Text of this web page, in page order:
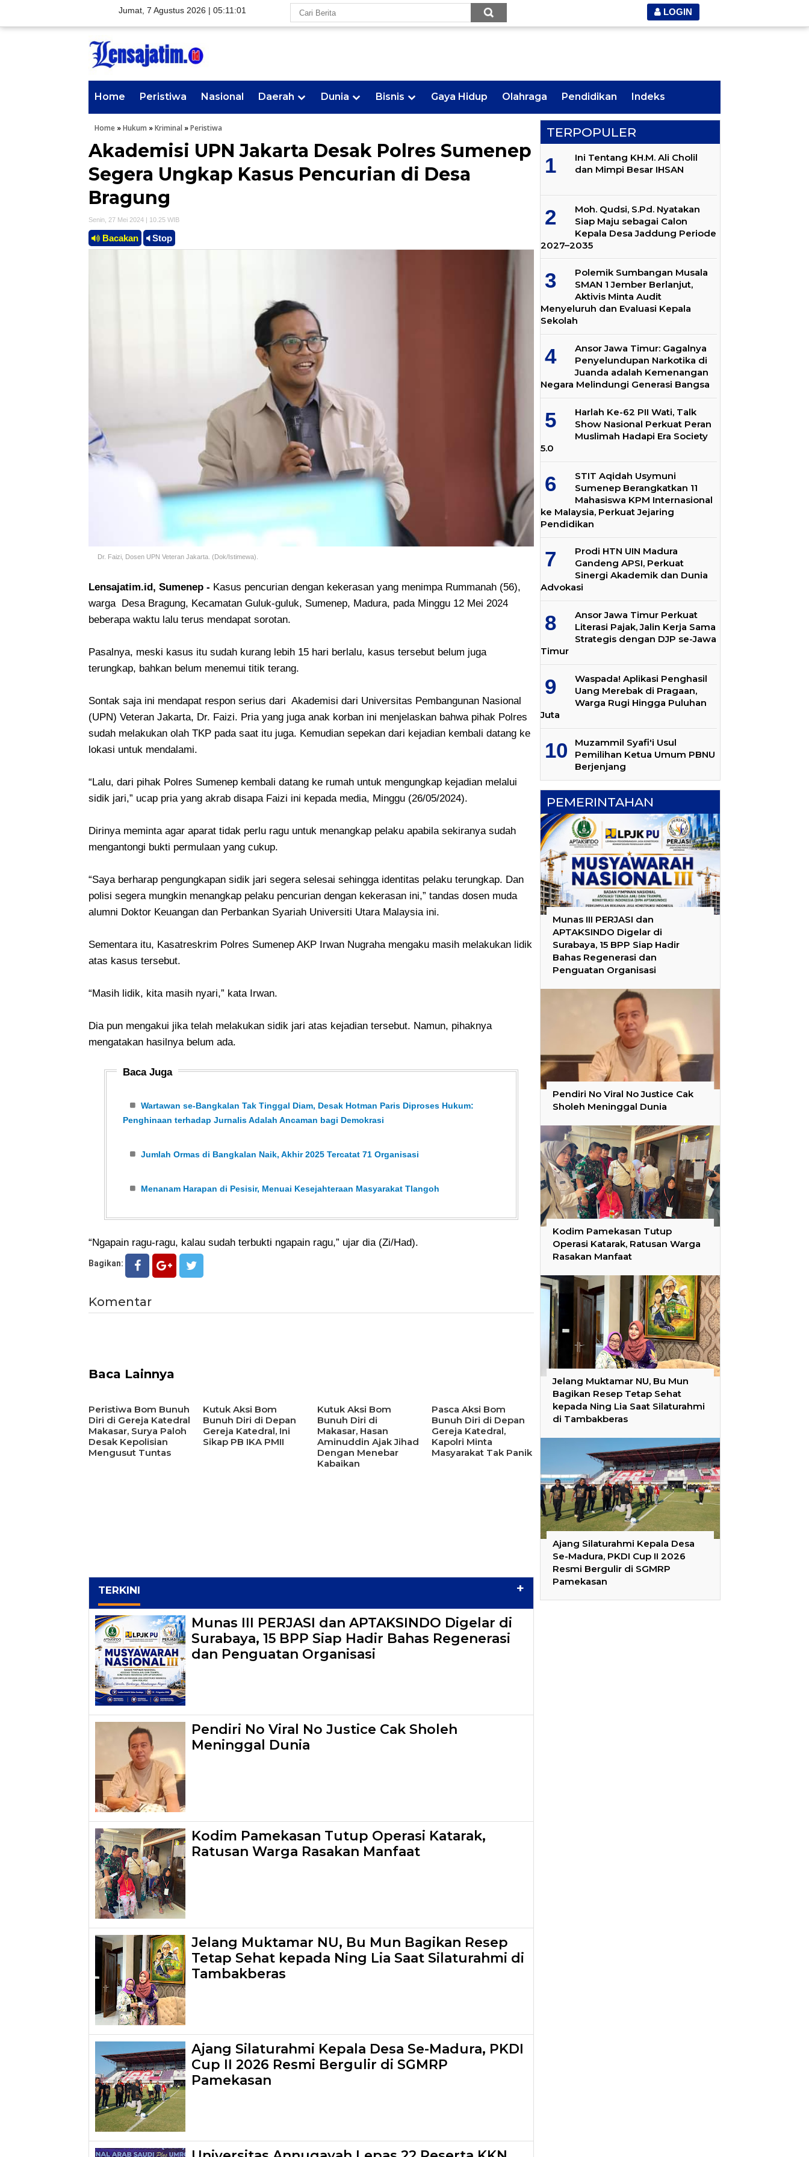
Jumat, 7 Agustus 2026 | 05:11:02 LOGIN
Home Peristiwa Nasional Daerah Dunia Bisnis Gaya Hidup Olahraga Pendidikan Indeks
Home »Hukum »Kriminal »Peristiwa
Akademisi UPN Jakarta Desak Polres Sumenep
Segera Ungkap Kasus Pencurian di Desa
Bragung
Senin, 27 Mei 2024 | 10.25 WIB
Bacakan Stop
Dr. Faizi, Dosen UPN Veteran Jakarta. (Dok/Istimewa).
Lensajatim.id, Sumenep - Kasus pencurian dengan kekerasan yang menimpa Rummanah (56),
warga Desa Bragung, Kecamatan Guluk-guluk, Sumenep, Madura, pada Minggu 12 Mei 2024
beberapa waktu lalu terus mendapat sorotan.
Pasalnya, meski kasus itu sudah kurang lebih 15 hari berlalu, kasus tersebut belum juga
terungkap, bahkan belum menemui titik terang.
Sontak saja ini mendapat respon serius dari Akademisi dari Universitas Pembangunan Nasional
(UPN) Veteran Jakarta, Dr. Faizi. Pria yang juga anak korban ini menjelaskan bahwa pihak Polres
sudah melakukan olah TKP pada saat itu juga. Kemudian sepekan dari kejadian kembali datang ke
lokasi untuk mendalami.
“Lalu, dari pihak Polres Sumenep kembali datang ke rumah untuk mengungkap kejadian melalui
sidik jari,” ucap pria yang akrab disapa Faizi ini kepada media, Minggu (26/05/2024).
Dirinya meminta agar aparat tidak perlu ragu untuk menangkap pelaku apabila sekiranya sudah
mengantongi bukti permulaan yang cukup.
“Saya berharap pengungkapan sidik jari segera selesai sehingga identitas pelaku terungkap. Dan
polisi segera mungkin menangkap pelaku pencurian dengan kekerasan ini,” tandas dosen muda
alumni Doktor Keuangan dan Perbankan Syariah Universiti Utara Malaysia ini.
Sementara itu, Kasatreskrim Polres Sumenep AKP Irwan Nugraha mengaku masih melakukan lidik
atas kasus tersebut.
“Masih lidik, kita masih nyari,” kata Irwan.
Dia pun mengakui jika telah melakukan sidik jari atas kejadian tersebut. Namun, pihaknya
mengatakan hasilnya belum ada.
Baca Juga
Wartawan se-Bangkalan Tak Tinggal Diam, Desak Hotman Paris Diproses Hukum:
Penghinaan terhadap Jurnalis Adalah Ancaman bagi Demokrasi
Jumlah Ormas di Bangkalan Naik, Akhir 2025 Tercatat 71 Organisasi
Menanam Harapan di Pesisir, Menuai Kesejahteraan Masyarakat Tlangoh
“Ngapain ragu-ragu, kalau sudah terbukti ngapain ragu,” ujar dia (Zi/Had).
Bagikan:
Komentar
Baca Lainnya
Peristiwa Bom Bunuh
Diri di Gereja Katedral
Makasar, Surya Paloh
Desak Kepolisian
Mengusut Tuntas
Kutuk Aksi Bom
Bunuh Diri di Depan
Gereja Katedral, Ini
Sikap PB IKA PMII
Kutuk Aksi Bom
Bunuh Diri di
Makasar, Hasan
Aminuddin Ajak Jihad
Dengan Menebar
Kabaikan
Pasca Aksi Bom
Bunuh Diri di Depan
Gereja Katedral,
Kapolri Minta
Masyarakat Tak Panik
TERKINI +
Munas III PERJASI dan APTAKSINDO Digelar di
Surabaya, 15 BPP Siap Hadir Bahas Regenerasi
dan Penguatan Organisasi
Pendiri No Viral No Justice Cak Sholeh
Meninggal Dunia
Kodim Pamekasan Tutup Operasi Katarak,
Ratusan Warga Rasakan Manfaat
Jelang Muktamar NU, Bu Mun Bagikan Resep
Tetap Sehat kepada Ning Lia Saat Silaturahmi di
Tambakberas
Ajang Silaturahmi Kepala Desa Se-Madura, PKDI
Cup II 2026 Resmi Bergulir di SGMRP
Pamekasan
TERPOPULER
Ini Tentang KH.M. Ali Cholil
dan Mimpi Besar IHSAN
Moh. Qudsi, S.Pd. Nyatakan
Siap Maju sebagai Calon
Kepala Desa Jaddung Periode
2027–2035
Polemik Sumbangan Musala
SMAN 1 Jember Berlanjut,
Aktivis Minta Audit
Menyeluruh dan Evaluasi Kepala
Sekolah
Ansor Jawa Timur: Gagalnya
Penyelundupan Narkotika di
Juanda adalah Kemenangan
Negara Melindungi Generasi Bangsa
Harlah Ke-62 PII Wati, Talk
Show Nasional Perkuat Peran
Muslimah Hadapi Era Society
5.0
STIT Aqidah Usymuni
Sumenep Berangkatkan 11
Mahasiswa KPM Internasional
ke Malaysia, Perkuat Jejaring
Pendidikan
Prodi HTN UIN Madura
Gandeng APSI, Perkuat
Sinergi Akademik dan Dunia
Advokasi
Ansor Jawa Timur Perkuat
Literasi Pajak, Jalin Kerja Sama
Strategis dengan DJP se-Jawa
Timur
Waspada! Aplikasi Penghasil
Uang Merebak di Pragaan,
Warga Rugi Hingga Puluhan
Juta
Muzammil Syafi'i Usul
Pemilihan Ketua Umum PBNU
Berjenjang
PEMERINTAHAN
Munas III PERJASI dan
APTAKSINDO Digelar di
Surabaya, 15 BPP Siap Hadir
Bahas Regenerasi dan
Penguatan Organisasi
Pendiri No Viral No Justice Cak
Sholeh Meninggal Dunia
Kodim Pamekasan Tutup
Operasi Katarak, Ratusan Warga
Rasakan Manfaat
Jelang Muktamar NU, Bu Mun
Bagikan Resep Tetap Sehat
kepada Ning Lia Saat Silaturahmi
di Tambakberas
Ajang Silaturahmi Kepala Desa
Se-Madura, PKDI Cup II 2026
Resmi Bergulir di SGMRP
Pamekasan